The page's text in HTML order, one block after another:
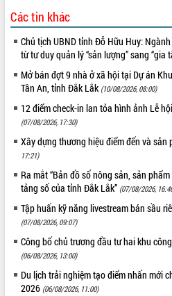
Lễ truy điệu và an táng hài cốt liệt sĩ
tại Nghĩa trang Liệt sĩ xã Sơn Hòa
Bàn giải pháp tháo gỡ khó khăn trong
xuất khẩu sầu riêng và triển khai quy
định EUDR
Thứ trưởng Bộ Nông nghiệp và Môi
trường Nguyễn Hoàng Hiệp khảo sát
vùng trồng và doanh nghiệp đóng gói
sầu riêng tại Đắk Lắk
Trình diễn nghệ thuật chế biến các
món ăn từ sầu riêng
Đắk Lắk công bố Quy hoạch và xúc
tiến đầu tư tỉnh
Ngành cá ngừ Đắk Lắk chủ động thích
ứng để giữ vững thị trường xuất khẩu
Diễn đàn Kinh tế tư nhân Việt Nam đột
phá cơ chế - Hợp tác công tư
Đề án 06 tạo bước ngoặt đột phá trong
Hôm nay:
Tất cả: 66139550
Các tin khác
Chủ tịch UBND tỉnh Đỗ Hữu Huy:
từ tư duy quản lý “sản lượng” sang “gia
Mở bán đợt 9 nhà ở xã hội tại Dự án
Tân An, tỉnh Đắk Lắk (10/08/2026, 08:00)
12 điểm check-in lan tỏa hình ảnh Lễ
(07/08/2026, 17:30)
Xây dựng thương hiệu điểm đến và sản
17:21)
Ra mắt “Bản đồ số nông sản, sản
tảng số của tỉnh Đắk Lắk” (07/08/2026,
Tập huấn kỹ năng livestream bán sầu
(07/08/2026, 09:07)
Công bố chủ trương đầu tư hai khu
(06/08/2026, 13:00)
Du lịch trải nghiệm tạo điểm nhấn mới
2026 (06/08/2026, 11:00)